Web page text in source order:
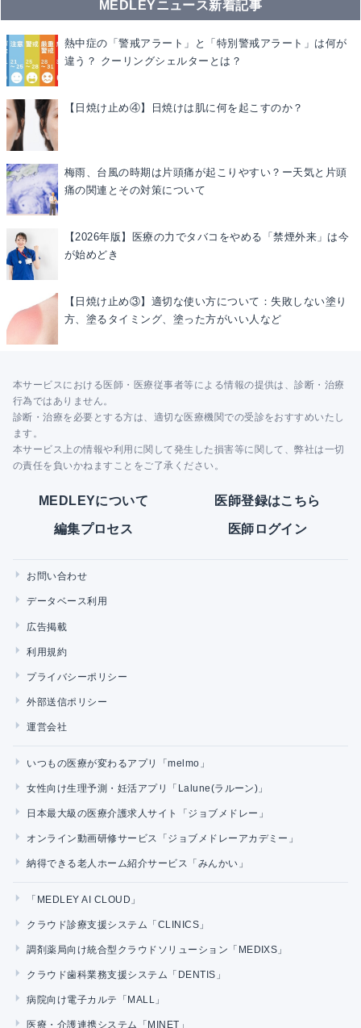
MEDLEYニュース新着記事
熱中症の「警戒アラート」と「特別警戒アラート」は何が
違う？ クーリングシェルターとは？
【日焼け止め④】日焼けは肌に何を起こすのか？
梅雨、台風の時期は片頭痛が起こりやすい？ー天気と片頭
痛の関連とその対策について
【2026年版】医療の力でタバコをやめる「禁煙外来」は今
が始めどき
【日焼け止め③】適切な使い方について：失敗しない塗り
方、塗るタイミング、塗った方がいい人など
本サービスにおける医師・医療従事者等による情報の提供は、診断・治療
行為ではありません。
診断・治療を必要とする方は、適切な医療機関での受診をおすすめいたし
ます。
本サービス上の情報や利用に関して発生した損害等に関して、弊社は一切
の責任を負いかねますことをご了承ください。
MEDLEYについて 医師登録はこちら
編集プロセス 医師ログイン
お問い合わせ
データベース利用
広告掲載
利用規約
プライバシーポリシー
外部送信ポリシー
運営会社
いつもの医療が変わるアプリ「melmo」
女性向け生理予測・妊活アプリ「Lalune(ラルーン)」
日本最大級の医療介護求人サイト「ジョブメドレー」
オンライン動画研修サービス「ジョブメドレーアカデミー」
納得できる老人ホーム紹介サービス「みんかい」
「MEDLEY AI CLOUD」
クラウド診療支援システム「CLINICS」
調剤薬局向け統合型クラウドソリューション「MEDIXS」
クラウド歯科業務支援システム「DENTIS」
病院向け電子カルテ「MALL」
医療・介護連携システム「MINET」